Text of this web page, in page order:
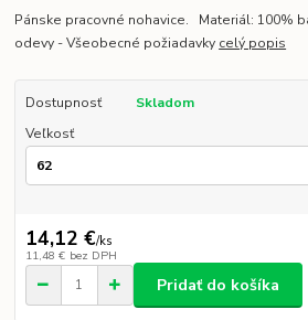
Pánske pracovné nohavice. Materiál: 100%
odevy - Všeobecné požiadavky celý popis
Dostupnosť
Skladom
Veľkosť
14,12 €/ks
11,48 € bez DPH
Pridať do košíka